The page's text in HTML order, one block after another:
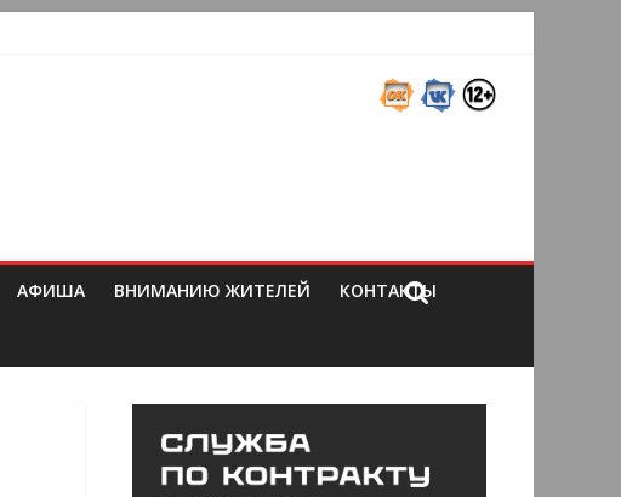
АФИША ВНИМАНИЮ ЖИТЕЛЕЙ КОНТАКТЫ